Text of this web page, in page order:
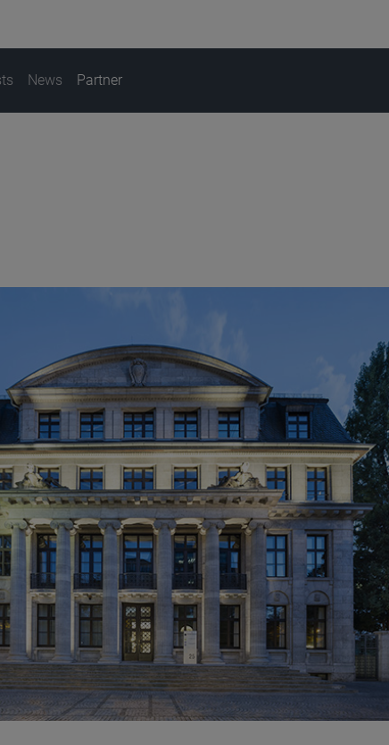
News Partner